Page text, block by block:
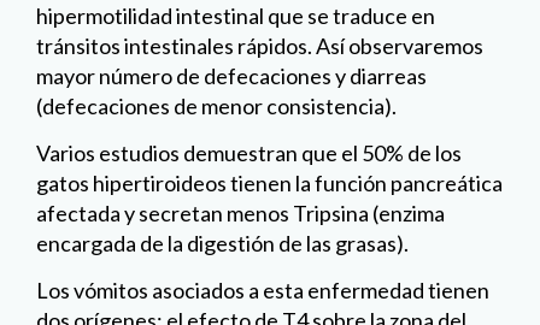
hipermotilidad intestinal que se traduce en
tránsitos intestinales rápidos. Así observaremos
mayor número de defecaciones y diarreas
(defecaciones de menor consistencia).
Varios estudios demuestran que el 50% de los
gatos hipertiroideos tienen la función pancreática
afectada y secretan menos Tripsina (enzima
encargada de la digestión de las grasas).
Los vómitos asociados a esta enfermedad tienen